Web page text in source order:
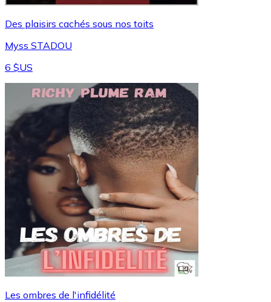
Des plaisirs cachés sous nos toits
Myss STADOU
6 $US
Les ombres de l'infidélité